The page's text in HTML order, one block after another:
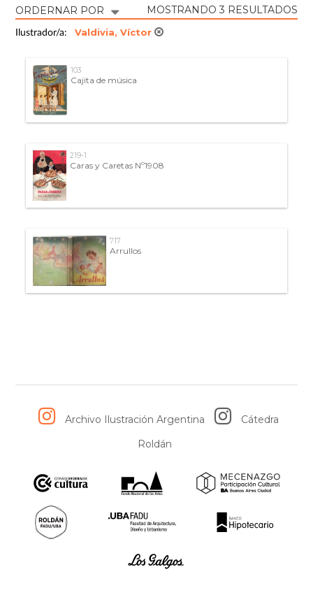
ORDERNAR POR MOSTRANDO 3 RESULTADOS
Ilustrador/a: Valdivia, Víctor
103
Cajita de música
219-1
Caras y Caretas Nº1908
717
Arrullos
Archivo Ilustración Argentina
Cátedra
Roldán